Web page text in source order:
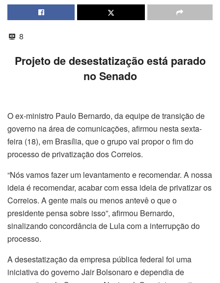
8
Projeto de desestatização está parado
no Senado
O ex-ministro Paulo Bernardo, da equipe de transição de
governo na área de comunicações, afirmou nesta sexta-
feira (18), em Brasília, que o grupo vai propor o fim do
processo de privatização dos Correios.
“Nós vamos fazer um levantamento e recomendar. A nossa
ideia é recomendar, acabar com essa ideia de privatizar os
Correios. A gente mais ou menos antevê o que o
presidente pensa sobre isso”, afirmou Bernardo,
sinalizando concordância de Lula com a interrupção do
processo.
A desestatização da empresa pública federal foi uma
iniciativa do governo Jair Bolsonaro e dependia de